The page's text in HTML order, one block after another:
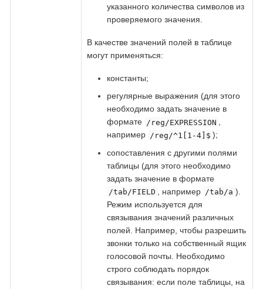
указанного количества символов из
проверяемого значения.
В качестве значений полей в таблице
могут применяться:
константы;
регулярные выражения (для этого
необходимо задать значение в
формате /reg/EXPRESSION ,
например /reg/^1[1-4]$ );
сопоставления с другими полями
таблицы (для этого необходимо
задать значение в формате
/tab/FIELD , например /tab/a ).
Режим используется для
связывания значений различных
полей. Например, чтобы разрешить
звонки только на собственный ящик
голосовой почты. Необходимо
строго соблюдать порядок
связывания: если поле таблицы, на